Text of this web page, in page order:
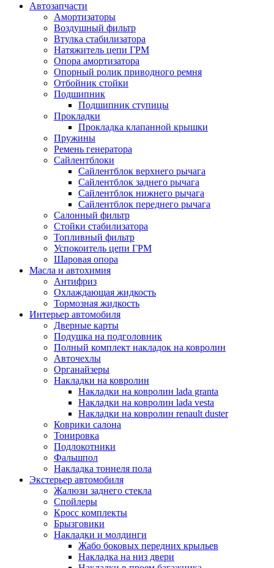
Автозапчасти
Амортизаторы
Воздушный фильтр
Втулка стабилизатора
Натяжитель цепи ГРМ
Опора амортизатора
Опорный ролик приводного ремня
Отбойник стойки
Подшипник
Подшипник ступицы
Прокладки
Прокладка клапанной крышки
Пружины
Ремень генератора
Сайлентблоки
Сайлентблок верхнего рычага
Сайлентблок заднего рычага
Сайлентблок нижнего рычага
Сайлентблок переднего рычага
Салонный фильтр
Стойки стабилизатора
Топливный фильтр
Успокоитель цепи ГРМ
Шаровая опора
Масла и автохимия
Антифриз
Охлаждающая жидкость
Тормозная жидкость
Интерьер автомобиля
Дверные карты
Подушка на подголовник
Полный комплект накладок на ковролин
Авточехлы
Органайзеры
Накладки на ковролин
Накладки на ковролин lada granta
Накладки на ковролин lada vesta
Накладки на ковролин renault duster
Коврики салона
Тонировка
Подлокотники
Фальшпол
Накладка тоннеля пола
Экстерьер автомобиля
Жалюзи заднего стекла
Спойлеры
Кросс комплекты
Брызговики
Накладки и молдинги
Жабо боковых передних крыльев
Накладка на низ двери